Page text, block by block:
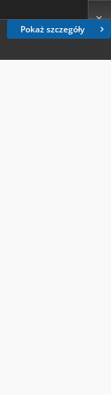
Pokaż szczegóły